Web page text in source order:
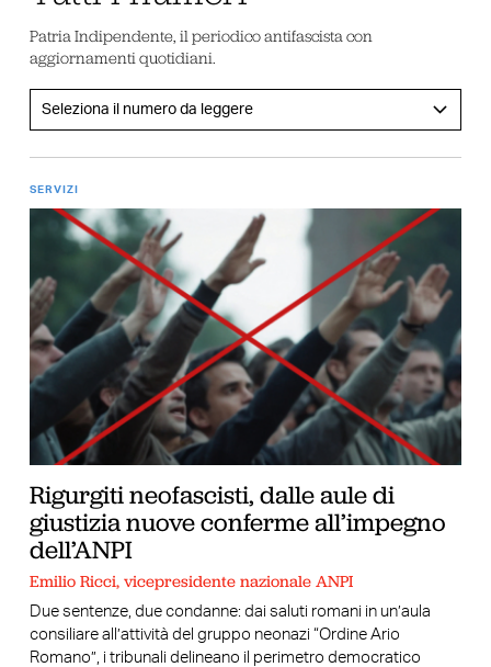
Patria Indipendente, il periodico antifascista con
aggiornamenti quotidiani.
SERVIZI
Rigurgiti neofascisti, dalle aule di
giustizia nuove conferme all’impegno
dell’ANPI
Emilio Ricci, vicepresidente nazionale ANPI
Due sentenze, due condanne: dai saluti romani in un’aula
consiliare all’attività del gruppo neonazi “Ordine Ario
Romano”, i tribunali delineano il perimetro democratico